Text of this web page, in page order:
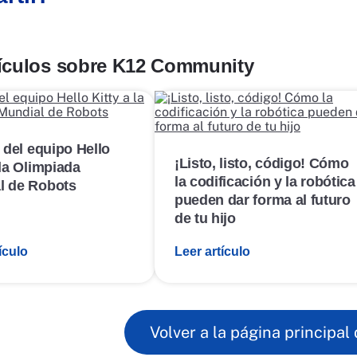
sobre K12 Community
del equipo Hello
Olimpiada
de Robots
E
n
l
i
c
ó
¡Listo, listo, código! Cómo
la codificación y la robótica
pueden dar forma al futuro
de tu hijo
Leer artículo
Volver a la página principal